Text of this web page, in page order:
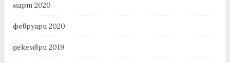
март 2020
февруари 2020
декември 2019